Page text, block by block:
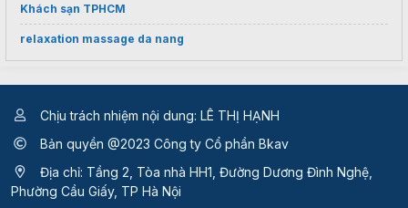
Khách sạn TPHCM
relaxation massage da nang
Chịu trách nhiệm nội dung: LÊ THỊ HẠNH
Bản quyền @2023 Công ty Cổ phần Bkav
Địa chỉ: Tầng 2, Tòa nhà HH1, Đường Dương Đình Nghệ,
Phường Cầu Giấy, TP Hà Nội